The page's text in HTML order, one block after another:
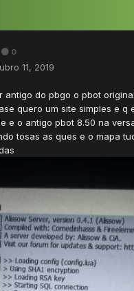
0
11, 2019
antigo do pbgo o pbot
quero um site simples e q
e o antigo pbot 8.50 na
tosas as ques e o mapa